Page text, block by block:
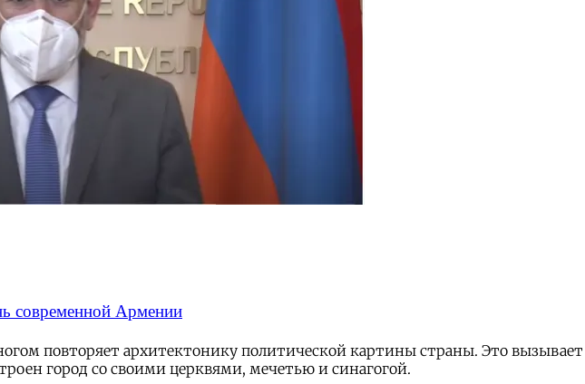
современной Армении
повторяет архитектонику политической картины страны. Это
город со своими церквями, мечетью и синагогой.